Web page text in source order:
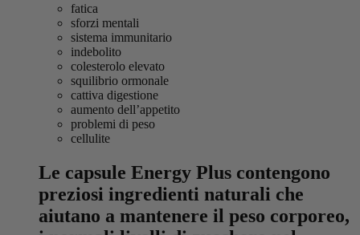
fatica
sforzi mentali
sistema immunitario
indebolito
colesterolo elevato
squilibrio ormonale
cattiva digestione
aumento dell’appetito
problemi di peso
cellulite
Le capsule Energy Plus contengono
preziosi ingredienti naturali che
aiutano a mantenere il peso corporeo,